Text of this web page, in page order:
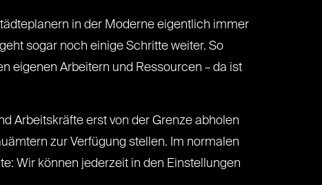
in der Moderne eigentlich immer
sogar noch einige Schritte weiter. So
eigenen Arbeitern und Ressourcen – da ist
Arbeitskräfte erst von der Grenze abholen
zur Verfügung stellen. Im normalen
Wir können jederzeit in den Einstellungen